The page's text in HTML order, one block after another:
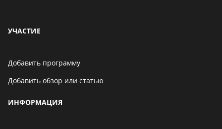
УЧАСТИЕ
Добавить программу
Добавить обзор или статью
ИНФОРМАЦИЯ